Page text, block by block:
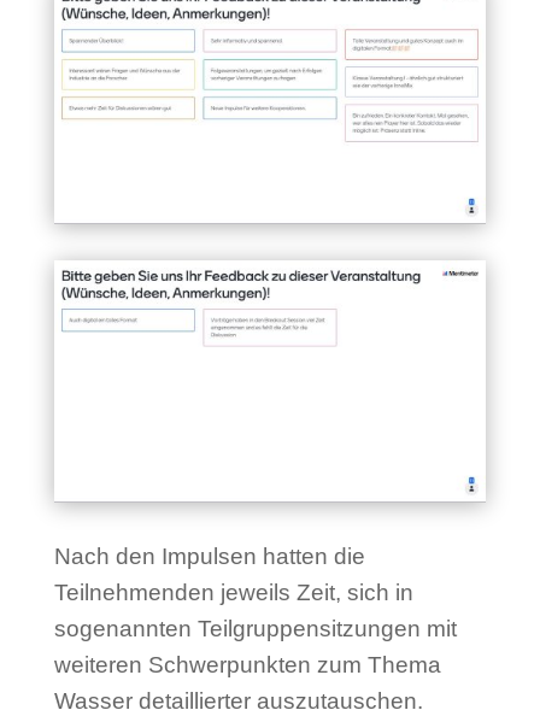
Nach den Impulsen hatten die
Teilnehmenden jeweils Zeit, sich in
sogenannten Teilgruppensitzungen mit
weiteren Schwerpunkten zum Thema
Wasser detaillierter auszutauschen.